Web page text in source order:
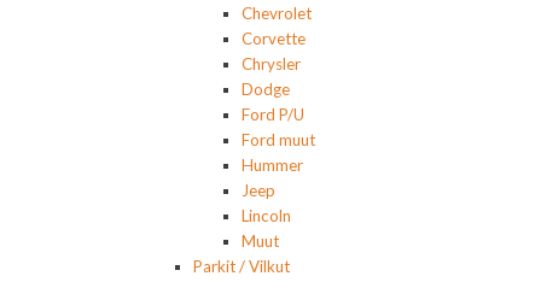
Chevrolet
Corvette
Chrysler
Dodge
Ford P/U
Ford muut
Hummer
Jeep
Lincoln
Muut
Parkit / Vilkut